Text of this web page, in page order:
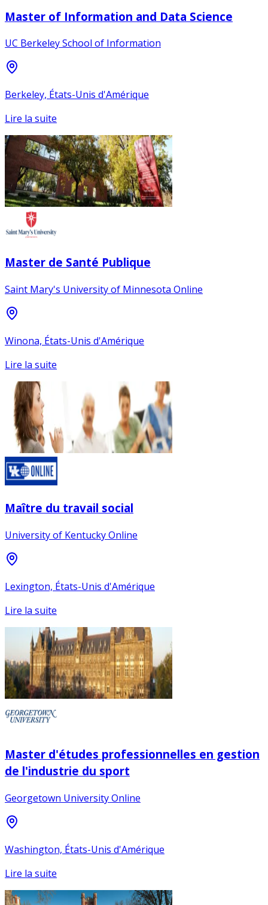
Master of Information and Data Science
UC Berkeley School of Information
Berkeley, États-Unis d'Amérique
Lire la suite
Master de Santé Publique
Saint Mary's University of Minnesota Online
Winona, États-Unis d'Amérique
Lire la suite
Maître du travail social
University of Kentucky Online
Lexington, États-Unis d'Amérique
Lire la suite
Master d'études professionnelles en gestion
de l'industrie du sport
Georgetown University Online
Washington, États-Unis d'Amérique
Lire la suite